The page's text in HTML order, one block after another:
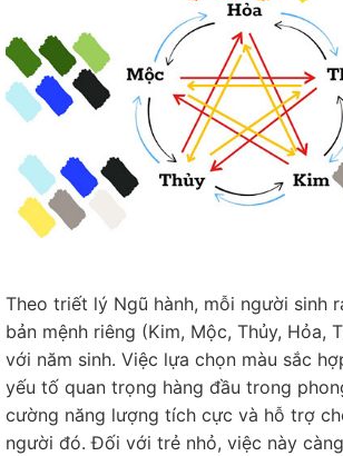
Theo triết lý Ngũ hành, mỗi người sinh
bản mệnh riêng (Kim, Mộc, Thủy, Hỏa,
với năm sinh. Việc lựa chọn màu sắc
yếu tố quan trọng hàng đầu trong
cường năng lượng tích cực và hỗ trợ
người đó. Đối với trẻ nhỏ, việc này